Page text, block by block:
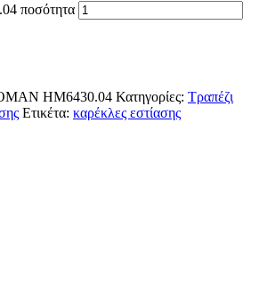
ποσότητα
HM6430.04 Κατηγορίες: Τραπέζι
Ετικέτα: καρέκλες εστίασης